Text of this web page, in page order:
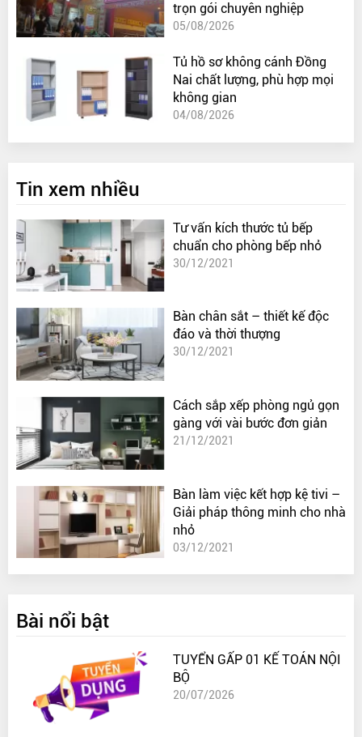
trọn gói chuyên nghiệp
05/08/2026
Tủ hồ sơ không cánh Đồng
Nai chất lượng, phù hợp mọi
không gian
04/08/2026
Tin xem nhiều
Tư vấn kích thước tủ bếp
chuẩn cho phòng bếp nhỏ
30/12/2021
Bàn chân sắt – thiết kế độc
đáo và thời thượng
30/12/2021
Cách sắp xếp phòng ngủ gọn
gàng với vài bước đơn giản
21/12/2021
Bàn làm việc kết hợp kệ tivi –
Giải pháp thông minh cho nhà
nhỏ
03/12/2021
Bài nổi bật
TUYỂN GẤP 01 KẾ TOÁN NỘI
BỘ
20/07/2026